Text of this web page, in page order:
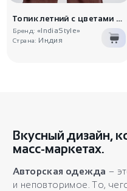
Топик летний с цветами Агир
Бренд: «IndiaStyle»
Страна: Индия
Вкусный дизайн,
масс-маркетах.
Авторская одежда –
и неповторимое. То,